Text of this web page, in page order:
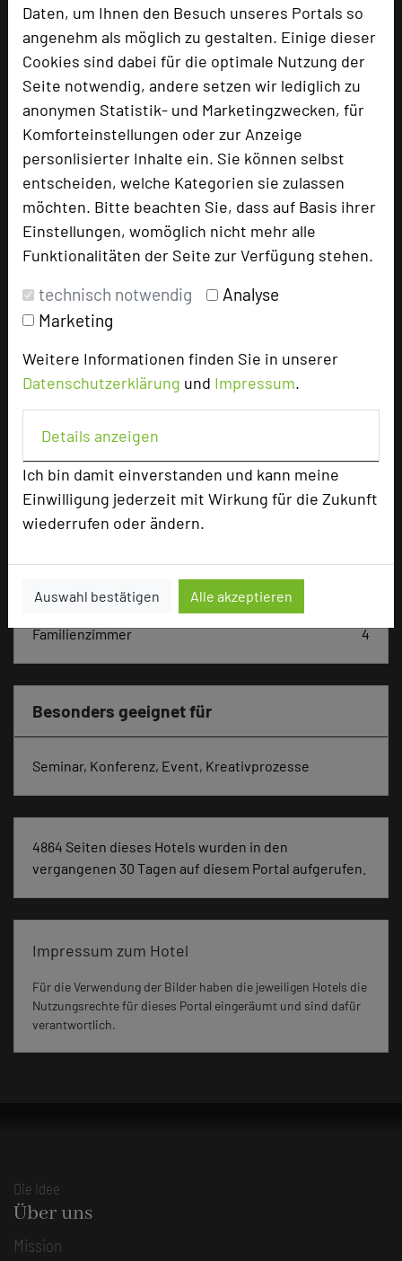
Daten, um Ihnen den Besuch unseres Portals so
angenehm als möglich zu gestalten. Einige dieser
Cookies sind dabei für die optimale Nutzung der
Seite notwendig, andere setzen wir lediglich zu
anonymen Statistik- und Marketingzwecken, für
Komforteinstellungen oder zur Anzeige
personlisierter Inhalte ein. Sie können selbst
entscheiden, welche Kategorien sie zulassen
möchten. Bitte beachten Sie, dass auf Basis ihrer
Einstellungen, womöglich nicht mehr alle
Funktionalitäten der Seite zur Verfügung stehen.
technisch notwendig
Analyse
Marketing
Weitere Informationen finden Sie in unserer
Datenschutzerklärung und Impressum.
Details anzeigen
Ich bin damit einverstanden und kann meine
Einwilligung jederzeit mit Wirkung für die Zukunft
wiederrufen oder ändern.
Auswahl bestätigen Alle akzeptieren
zur Tagungsanfrage hinzufügen add_circle
Bewertung
Tagungsplaner
Tagungsleiter
Tagungsteilnehmer
Hoteldaten
Max. Tagungskapazität (Personen)
U-Form
60
Parlamentarisch
Tagungsräume
Ausstellungsfläche
Doppelzimmer
119
Einzelzimmer
Familienzimmer
4
Besonders geeignet für
Seminar, Konferenz, Event, Kreativprozesse
4864 Seiten dieses Hotels wurden in den
vergangenen 30 Tagen auf diesem Portal aufgerufen.
Impressum zum Hotel
Für die Verwendung der Bilder haben die jeweiligen Hotels die
Nutzungsrechte für dieses Portal eingeräumt und sind dafür
verantwortlich.
Die Idee
Über uns
Mission